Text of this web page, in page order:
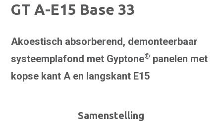
GT A-E15 Base 33
Akoestisch absorberend, demonteerbaar
systeemplafond met Gyptone® panelen met
kopse kant A en langskant E15
Samenstelling